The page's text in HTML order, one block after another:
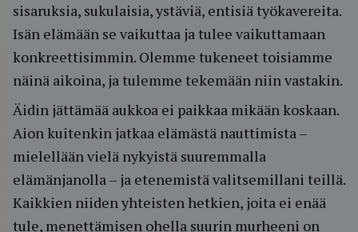
sisaruksia, sukulaisia, ystäviä, entisiä työkavereita.
Isän elämään se vaikuttaa ja tulee vaikuttamaan
konkreettisimmin. Olemme tukeneet toisiamme
näinä aikoina, ja tulemme tekemään niin vastakin.
Äidin jättämää aukkoa ei paikkaa mikään koskaan.
Aion kuitenkin jatkaa elämästä nauttimista –
mielellään vielä nykyistä suuremmalla
elämänjanolla – ja etenemistä valitsemillani teillä.
Kaikkien niiden yhteisten hetkien, joita ei enää
tule, menettämisen ohella suurin murheeni on